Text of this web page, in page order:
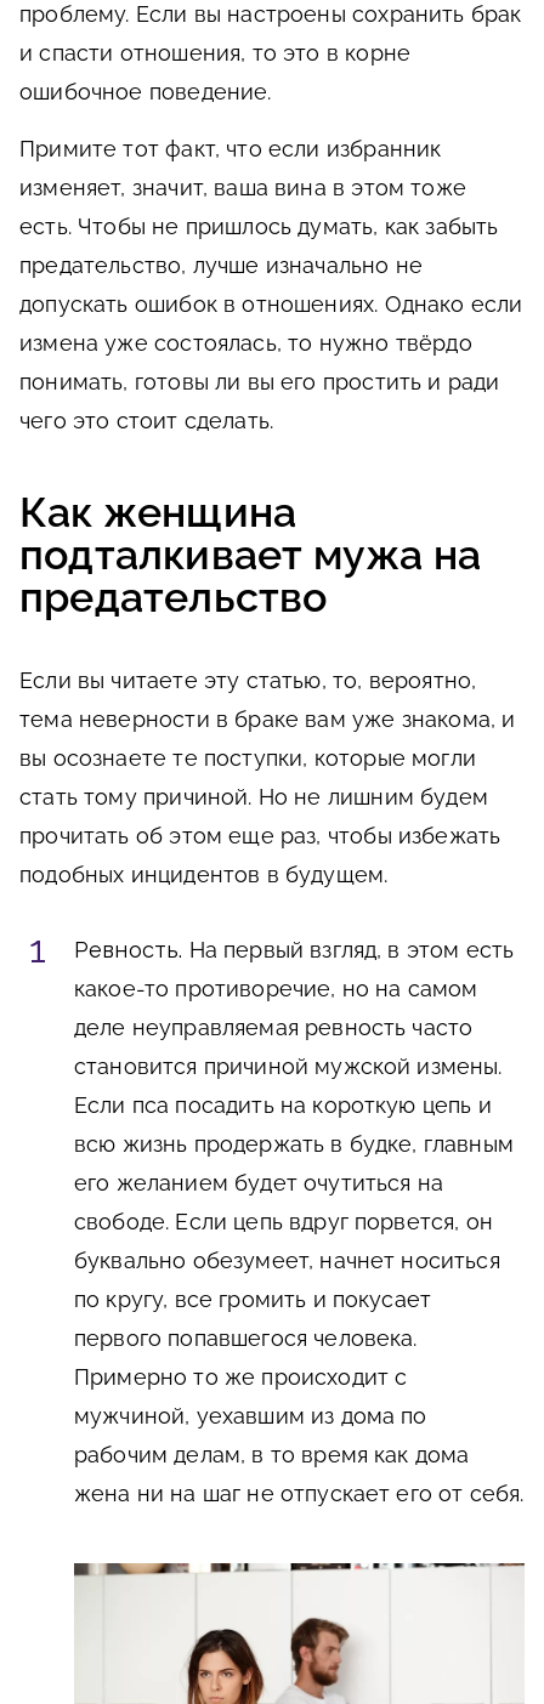
проблему. Если вы настроены сохранить брак
и спасти отношения, то это в корне
ошибочное поведение.
Примите тот факт, что если избранник
изменяет, значит, ваша вина в этом тоже
есть. Чтобы не пришлось думать, как забыть
предательство, лучше изначально не
допускать ошибок в отношениях. Однако если
измена уже состоялась, то нужно твёрдо
понимать, готовы ли вы его простить и ради
чего это стоит сделать.
Как женщина
подталкивает мужа на
предательство
Если вы читаете эту статью, то, вероятно,
тема неверности в браке вам уже знакома, и
вы осознаете те поступки, которые могли
стать тому причиной. Но не лишним будем
прочитать об этом еще раз, чтобы избежать
подобных инцидентов в будущем.
Ревность. На первый взгляд, в этом есть
какое-то противоречие, но на самом
деле неуправляемая ревность часто
становится причиной мужской измены.
Если пса посадить на короткую цепь и
всю жизнь продержать в будке, главным
его желанием будет очутиться на
свободе. Если цепь вдруг порвется, он
буквально обезумеет, начнет носиться
по кругу, все громить и покусает
первого попавшегося человека.
Примерно то же происходит с
мужчиной, уехавшим из дома по
рабочим делам, в то время как дома
жена ни на шаг не отпускает его от себя.